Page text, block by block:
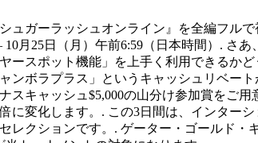
ュガーラッシュオンライン』を全編フル
10月25日（月）午前6:59（日本時間）.
ースポット機能」を上手く利用できるか
ンボラプラス」というキャッシュリベー
スキャッシュ$5,000の山分け参加賞をご
に変化します。. この3日間は、インター
レクションです。. ゲーター・ゴールド